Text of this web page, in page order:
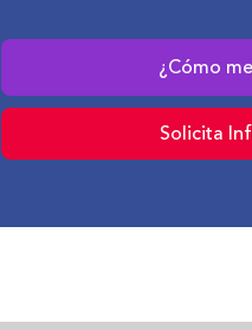
¿Cómo
Solicita